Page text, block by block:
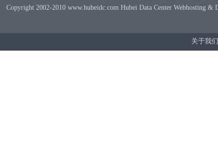
Copyright 2002-2010 www.hubeidc.com Hubei Data Center Webhosting &
关于我们